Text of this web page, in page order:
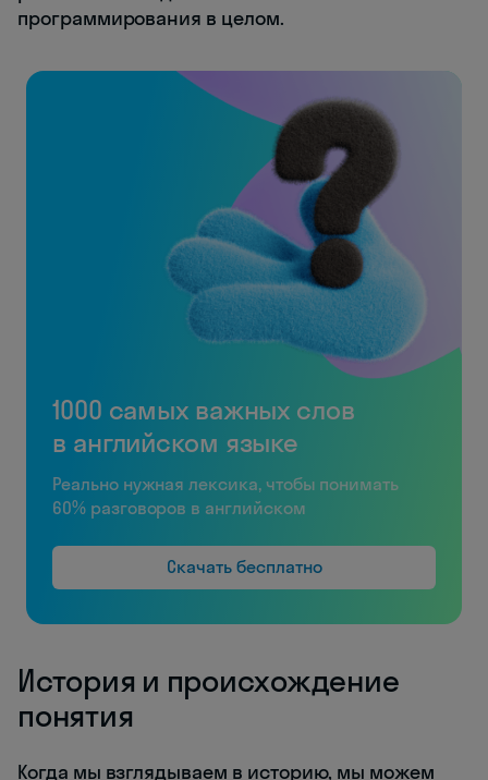
программирования в целом.
1000 самых важных слов
в английском языке
Реально нужная лексика, чтобы понимать
60% разговоров в английском
Скачать бесплатно
История и происхождение
понятия
Когда мы взглядываем в историю, мы можем